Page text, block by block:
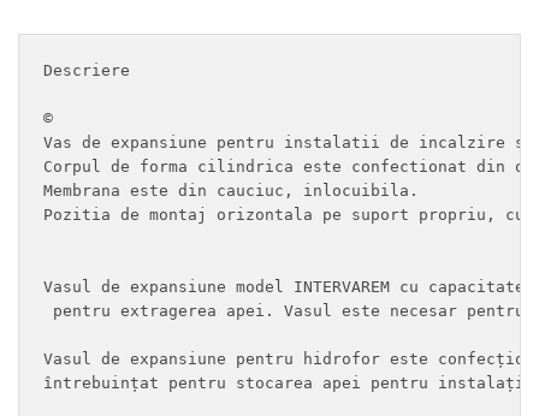
Descriere
©
Vas de expansiune pentru instalatii de incalzire si
Corpul de forma cilindrica este confectionat din
Membrana este din cauciuc, inlocuibila.
Pozitia de montaj orizontala pe suport propriu, cu
Vasul de expansiune model INTERVAREM cu
pentru extragerea apei. Vasul este necesar
Vasul de expansiune pentru hidrofor este
întrebuințat pentru stocarea apei pentru